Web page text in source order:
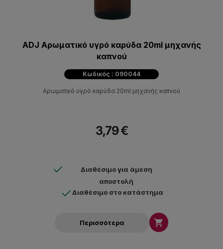
ADJ Αρωματικό υγρό καρύδα 20ml μηχανής
καπνού
Κωδικός : 090044
Αρωματικό υγρό καρύδα 20ml μηχανής καπνού
3,79 €
Διαθέσιμο για άμεση
αποστολή
Διαθέσιμο στο κατάστημα
Περισσότερα 